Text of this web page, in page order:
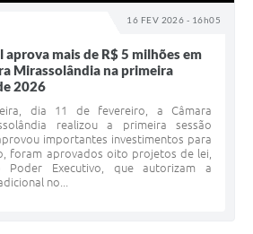
16 FEV 2026 - 16h05
mais de R$ 5 milhões em
Mirassolândia na primeira
2026
dia 11 de fevereiro, a Câmara
realizou a primeira sessão
importantes investimentos para
foram aprovados oito projetos de lei,
Poder Executivo, que autorizam a
no...